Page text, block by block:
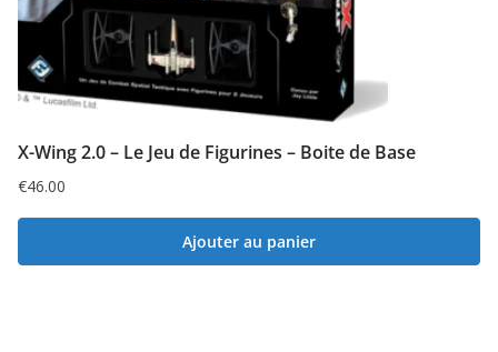
X-Wing 2.0 – Le Jeu de Figurines – Boite de Base
€46.00
Ajouter au panier